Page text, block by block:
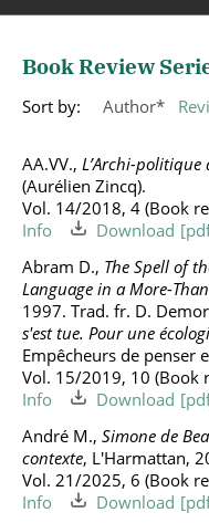
Book Review
Sort by: Author
AA.VV., L’Archi-politique
(Aurélien Zincq).
Vol. 14/2018, 4 (Book
Info
Download
Abram D., The Spell of
Language in a More-
1997. Trad. fr. D.
s'est tue. Pour une
Empêcheurs de penser
Vol. 15/2019, 10 (Book
Info
Download
André M., Simone de
contexte, L'Harmattan,
Vol. 21/2025, 6 (Book
Info
Download